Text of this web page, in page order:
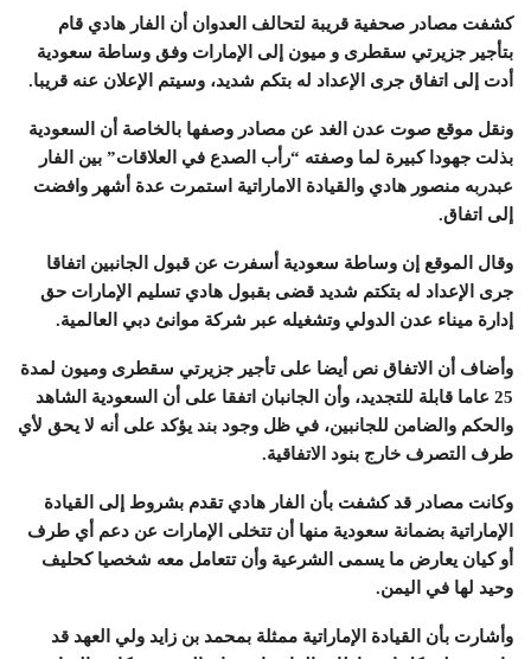
كشفت مصادر صحفية قريبة لتحالف العدوان أن الفار هادي قام
بتأجير جزيرتي سقطرى و ميون إلى الإمارات وفق وساطة سعودية
أدت إلى اتفاق جرى الإعداد له بتكم شديد، وسيتم الإعلان عنه قريبا.
ونقل موقع صوت عدن الغد عن مصادر وصفها بالخاصة أن السعودية
بذلت جهودا كبيرة لما وصفته “رأب الصدع في العلاقات” بين الفار
عبدربه منصور هادي والقيادة الاماراتية استمرت عدة أشهر وافضت
إلى اتفاق.
وقال الموقع إن وساطة سعودية أسفرت عن قبول الجانبين اتفاقا
جرى الإعداد له بتكتم شديد قضى بقبول هادي تسليم الإمارات حق
إدارة ميناء عدن الدولي وتشغيله عبر شركة موانئ دبي العالمية.
وأضاف أن الاتفاق نص أيضا على تأجير جزيرتي سقطرى وميون لمدة
25 عاما قابلة للتجديد، وأن الجانبان اتفقا على أن السعودية الشاهد
والحكم والضامن للجانبين، في ظل وجود بند يؤكد على أنه لا يحق لأي
طرف التصرف خارج بنود الاتفاقية.
وكانت مصادر قد كشفت بأن الفار هادي تقدم بشروط إلى القيادة
الإماراتية بضمانة سعودية منها أن تتخلى الإمارات عن دعم أي طرف
أو كيان يعارض ما يسمى الشرعية وأن تتعامل معه شخصيا كحليف
وحيد لها في اليمن.
وأشارت بأن القيادة الإماراتية ممثلة بمحمد بن زايد ولي العهد قد